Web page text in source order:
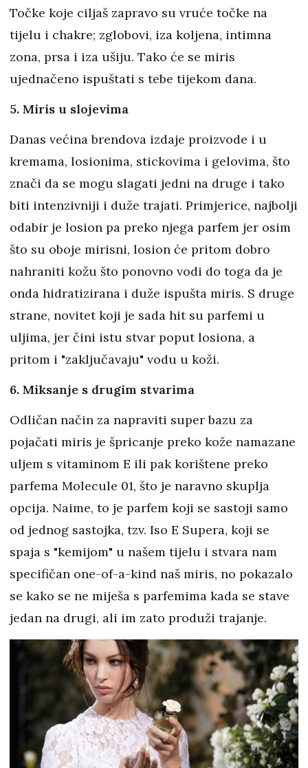
Točke koje ciljaš zapravo su vruće točke na
tijelu i chakre; zglobovi, iza koljena, intimna
zona, prsa i iza ušiju. Tako će se miris
ujednačeno ispuštati s tebe tijekom dana.
5. Miris u slojevima
Danas većina brendova izdaje proizvode i u
kremama, losionima, stickovima i gelovima, što
znači da se mogu slagati jedni na druge i tako
biti intenzivniji i duže trajati. Primjerice, najbolji
odabir je losion pa preko njega parfem jer osim
što su oboje mirisni, losion će pritom dobro
nahraniti kožu što ponovno vodi do toga da je
onda hidratizirana i duže ispušta miris. S druge
strane, novitet koji je sada hit su parfemi u
uljima, jer čini istu stvar poput losiona, a
pritom i "zaključavaju" vodu u koži.
6. Miksanje s drugim stvarima
Odličan način za napraviti super bazu za
pojačati miris je špricanje preko kože namazane
uljem s vitaminom E ili pak korištene preko
parfema Molecule 01, što je naravno skuplja
opcija. Naime, to je parfem koji se sastoji samo
od jednog sastojka, tzv. Iso E Supera, koji se
spaja s "kemijom" u našem tijelu i stvara nam
specifičan one-of-a-kind naš miris, no pokazalo
se kako se ne miješa s parfemima kada se stave
jedan na drugi, ali im zato produži trajanje.